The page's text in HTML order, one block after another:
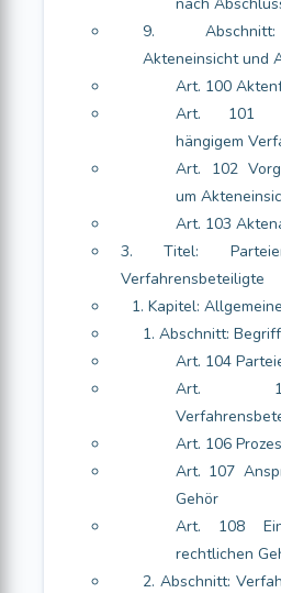
9. Abschnitt:
Akteneinsicht und
Art. 100
Art. 101
hängigem
Art. 102
um
Art. 103
3. Titel:
Verfahrensbeteiligte
1. Kapitel:
1. Abschnitt:
Art. 104
Art.
Art. 106
Art. 107
Gehör
Art. 108
rechtlichen
2. Abschnitt: